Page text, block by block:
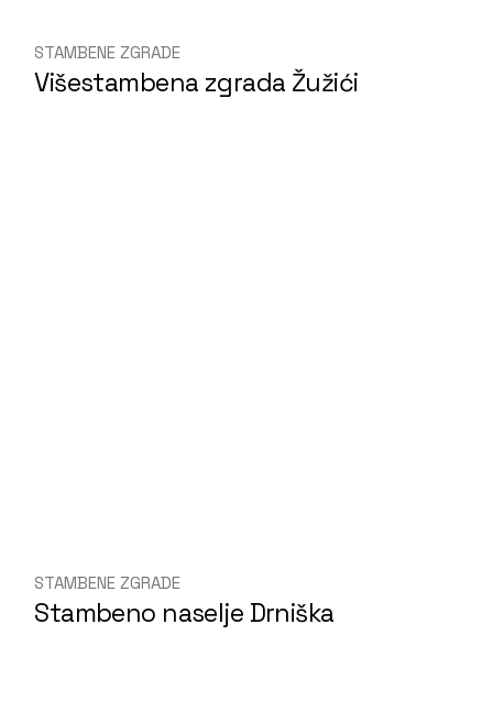
STAMBENE ZGRADE
Višestambena zgrada Žužići
STAMBENE ZGRADE
Stambeno naselje Drniška